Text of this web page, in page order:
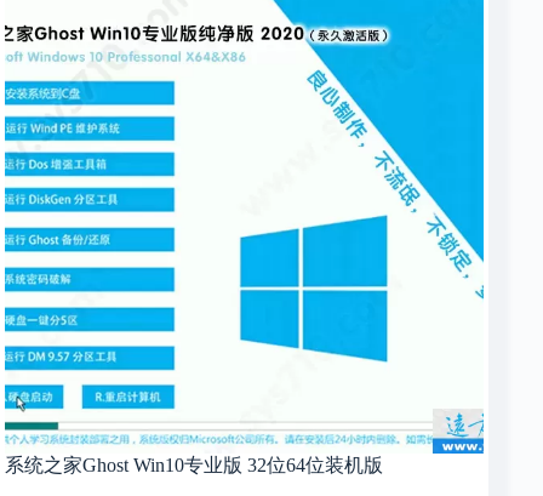
系统之家Ghost Win10专业版 32位64位装机版